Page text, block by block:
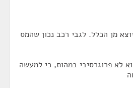
מן הכלל. לגבי רכב נכון שהמס
לא פרוגרסיבי במהות, כי למעשה